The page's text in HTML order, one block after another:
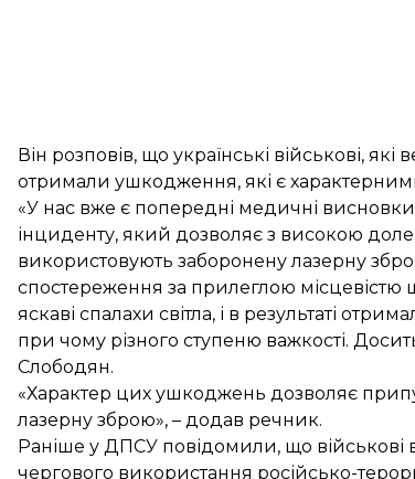
Він розповів, що українські військові,
отримали ушкодження, які є
«У нас вже є попередні медичні
інциденту, який дозволяє з високою
використовують заборонену лазерну
спостереження за прилеглою місцевістю
яскаві спалахи світла, і в результаті
при чому різного ступеню важкості.
Слободян.
«Характер цих ушкоджень дозволяє
лазерну зброю», – додав речник.
Раніше у ДПСУ повідомили, що військові
чергового використання російсько-